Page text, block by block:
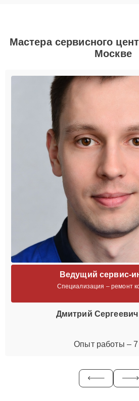
Мастера сервисного
Москве
Ведущий сервис-
Специализация – ремонт
Дмитрий
Опыт работы – 7